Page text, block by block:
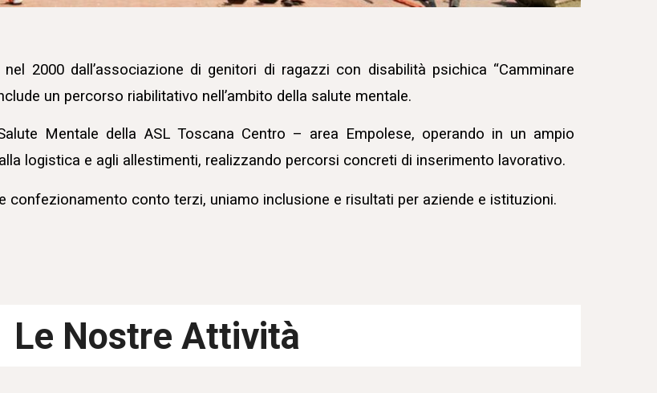
2000 dall’associazione di genitori di ragazzi con disabilità psichica “Camminare
un percorso riabilitativo nell’ambito della salute mentale.
Mentale della ASL Toscana Centro – area Empolese, operando in un ampio
logistica e agli allestimenti, realizzando percorsi concreti di inserimento lavorativo.
confezionamento conto terzi, uniamo inclusione e risultati per aziende e istituzioni.
Le Nostre Attività